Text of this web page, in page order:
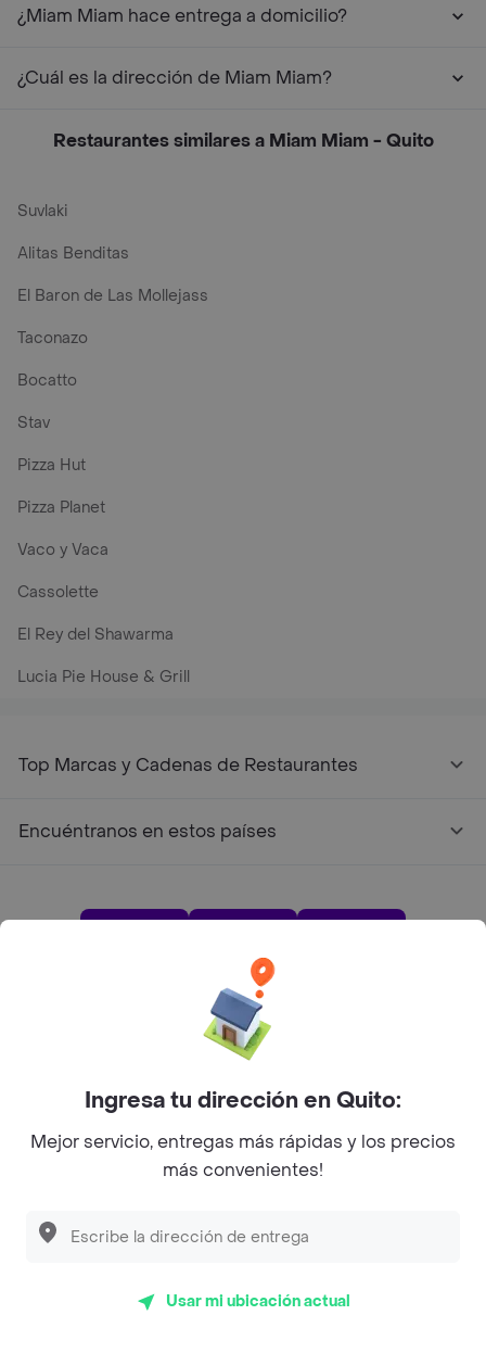
¿Miam Miam hace entrega a domicilio?
¿Cuál es la dirección de Miam Miam?
Restaurantes similares a Miam Miam - Quito
Suvlaki
Alitas Benditas
El Baron de Las Mollejass
Taconazo
Bocatto
Stav
Pizza Hut
Pizza Planet
Vaco y Vaca
Cassolette
El Rey del Shawarma
Lucia Pie House & Grill
Top Marcas y Cadenas de Restaurantes
Encuéntranos en estos países
Google play
Categorías
Ingresa tu dirección en Quito:
Mejor servicio, entregas más rápidas y los precios
más convenientes!
Usar mi ubicación actual